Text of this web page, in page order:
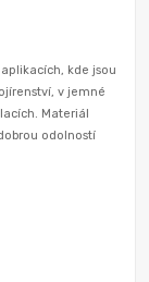
kde jsou
v jemné
Materiál
odolností